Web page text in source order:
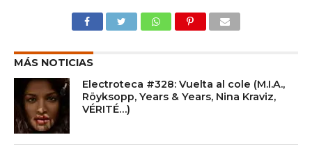
MÁS NOTICIAS
Electroteca #328: Vuelta al cole (M.I.A.,
Röyksopp, Years & Years, Nina Kraviz,
VÉRITÉ…)